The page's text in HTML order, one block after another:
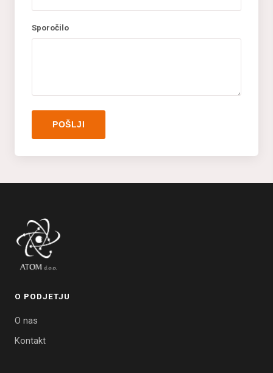
Sporočilo
POŠLJI
O PODJETJU
O nas
Kontakt